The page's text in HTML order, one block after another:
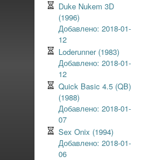
Duke Nukem 3D
(1996)
Добавлено: 2018-01-
12
Loderunner (1983)
Добавлено: 2018-01-
12
Quick Basic 4.5 (QB)
(1988)
Добавлено: 2018-01-
07
Sex Onix (1994)
Добавлено: 2018-01-
06